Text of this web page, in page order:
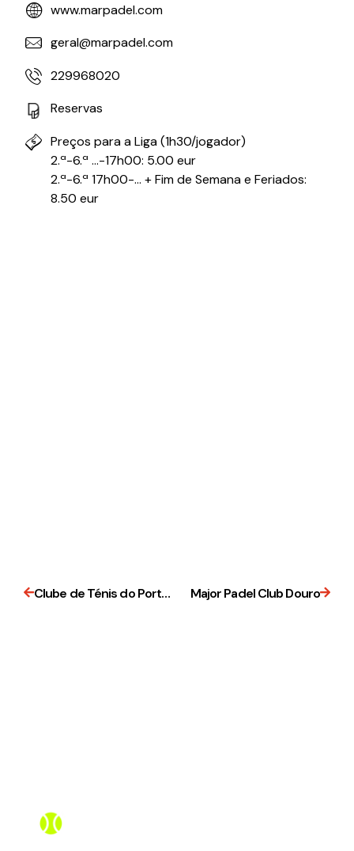
www.marpadel.com
geral@marpadel.com
229968020
Reservas
Preços para a Liga (1h30/jogador)
2.ª-6.ª ...-17h00: 5.00 eur
2.ª-6.ª 17h00-... + Fim de Semana e Feriados:
8.50 eur
Clube de Ténis do Porto – Padel Major Padel Club Douro